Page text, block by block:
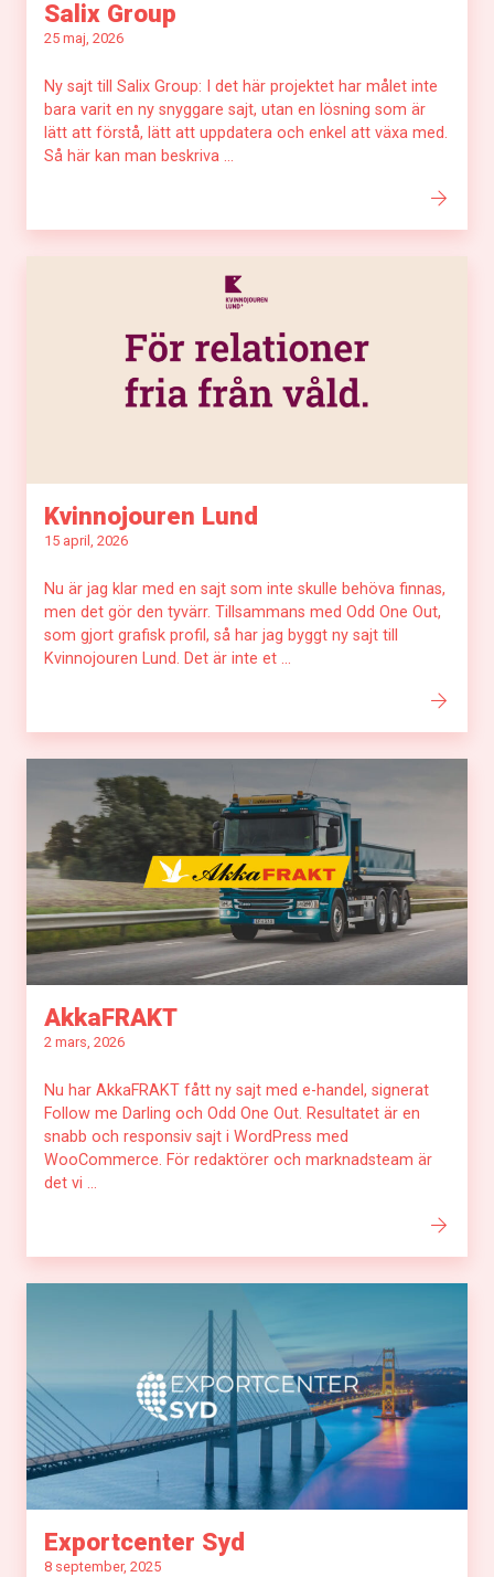
Salix Group
25 maj, 2026
Ny sajt till Salix Group: I det här projektet har målet inte
bara varit en ny snyggare sajt, utan en lösning som är
lätt att förstå, lätt att uppdatera och enkel att växa med.
Så här kan man beskriva ...
Kvinnojouren Lund
15 april, 2026
Nu är jag klar med en sajt som inte skulle behöva finnas,
men det gör den tyvärr. Tillsammans med Odd One Out,
som gjort grafisk profil, så har jag byggt ny sajt till
Kvinnojouren Lund. Det är inte et ...
AkkaFRAKT
2 mars, 2026
Nu har AkkaFRAKT fått ny sajt med e-handel, signerat
Follow me Darling och Odd One Out. Resultatet är en
snabb och responsiv sajt i WordPress med
WooCommerce. För redaktörer och marknadsteam är
det vi ...
Exportcenter Syd
8 september, 2025